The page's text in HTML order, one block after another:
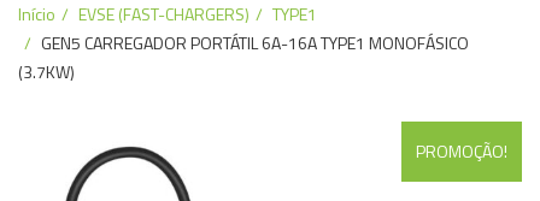
Início EVSE (FAST-CHARGERS)
TYPE1
GEN5 CARREGADOR PORTÁTIL 6A-16A TYPE1 MONOFÁSICO
(3.7KW)
PROMOÇÃO!